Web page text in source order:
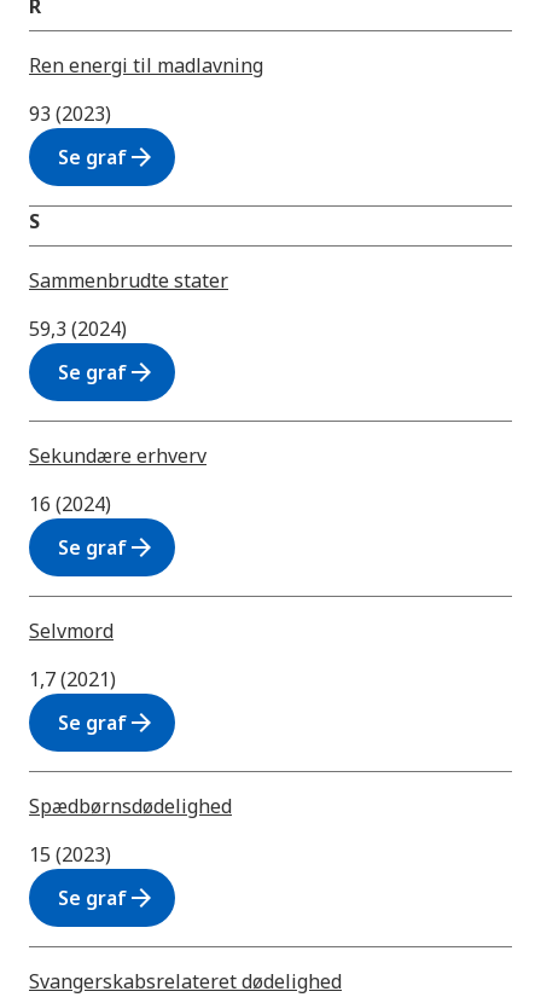
R
Ren energi til madlavning
93 (2023)
Se grafarrow_forward
S
Sammenbrudte stater
59,3 (2024)
Se grafarrow_forward
Sekundære erhverv
16 (2024)
Se grafarrow_forward
Selvmord
1,7 (2021)
Se grafarrow_forward
Spædbørnsdødelighed
15 (2023)
Se grafarrow_forward
Svangerskabsrelateret dødelighed